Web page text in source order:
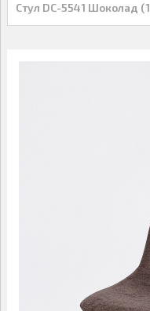
ДЕРЕВЯННЫЕ
ДОМАШНИЙ ТЕКСТИЛЬ
Стул DC-5541 Шоколад